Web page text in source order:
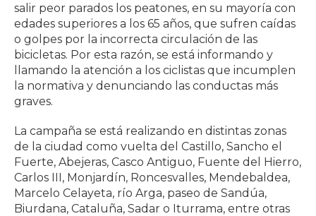
salir peor parados los peatones, en su mayoría con
edades superiores a los 65 años, que sufren caídas
o golpes por la incorrecta circulación de las
bicicletas. Por esta razón, se está informando y
llamando la atención a los ciclistas que incumplen
la normativa y denunciando las conductas más
graves.
La campaña se está realizando en distintas zonas
de la ciudad como vuelta del Castillo, Sancho el
Fuerte, Abejeras, Casco Antiguo, Fuente del Hierro,
Carlos III, Monjardín, Roncesvalles, Mendebaldea,
Marcelo Celayeta, río Arga, paseo de Sandúa,
Biurdana, Cataluña, Sadar o Iturrama, entre otras